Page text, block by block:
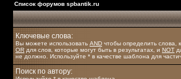
Список форумов spbantik.ru
Ключевые слова:
Вы можете использовать AND чтобы определить слова,
OR для слов, которые могут быть в результатах, и NOT
не должно. Используйте * в качестве шаблона для
Поиск по автору: